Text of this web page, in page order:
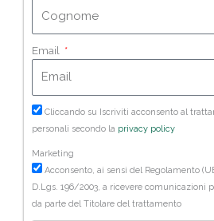
Email
Cliccando su Iscriviti acconsento al
personali secondo la privacy policy
Marketing
Acconsento, ai sensi del Regolamento
D.Lgs. 196/2003, a ricevere comunicazioni
da parte del Titolare del trattamento